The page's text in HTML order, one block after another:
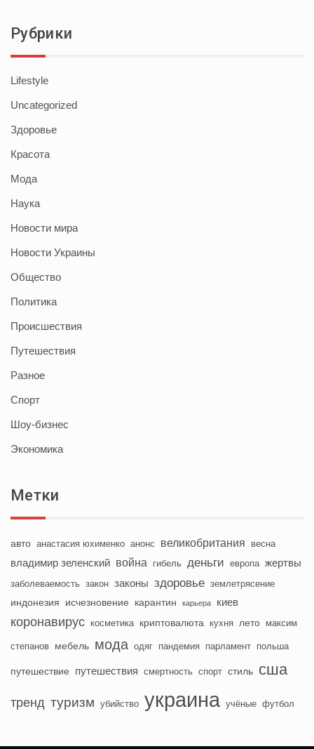
Рубрики
Lifestyle
Uncategorized
Здоровье
Красота
Мода
Наука
Новости мира
Новости Украины
Общество
Политика
Происшествия
Путешествия
Разное
Спорт
Шоу-бизнес
Экономика
Метки
авто анастасия юхименко анонс великобритания весна
владимир зеленский война гибель деньги европа жертвы
заболеваемость закон законы здоровье землетрясение
индонезия исчезновение карантин карьера киев
коронавирус косметика криптовалюта кухня лето максим
степанов мебель мода одяг пандемия парламент польша
путешествие путешествия смертность спорт стиль сша
тренд туризм убийство украина учёные футбол